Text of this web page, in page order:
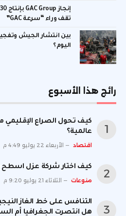
تقف وراء “سرعة GAC”
بين انتشار الجيش
اليوم؟
رائج هذا الأسبوع
كيف تحول الصراع الإقليمي
عالمية؟
اقتصاد الأربعاء 22 يوليو 4:49 م
كيف اختار شركة عزل اسطح
منوعات الثلاثاء 21 يوليو 9:20 م
التنافس على خط الغاز
هل انتصرت الجغرافيا أم